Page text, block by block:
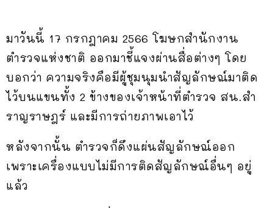
มาวันนี้ 17 กรกฎาคม 2566 โฆษกสำนักงาน
ตำรวจแห่งชาติ ออกมาชี้แจงผ่านสื่อต่างๆ โดย
บอกว่า ความจริงคือมีผู้ชุมนุมนำสัญลักษณ์มาติด
ไว้บนแขนทั้ง 2 ข้างของเจ้าหน้าที่ตำรวจ สน.สํา
ราญราษฎร์ และมีการถ่ายภาพเอาไว้
หลังจากนั้น ตำรวจก็ดึงแผ่นสัญลักษณ์ออก
เพราะเครื่องแบบไม่มีการติดสัญลักษณ์อื่นๆ อยู่
แล้ว